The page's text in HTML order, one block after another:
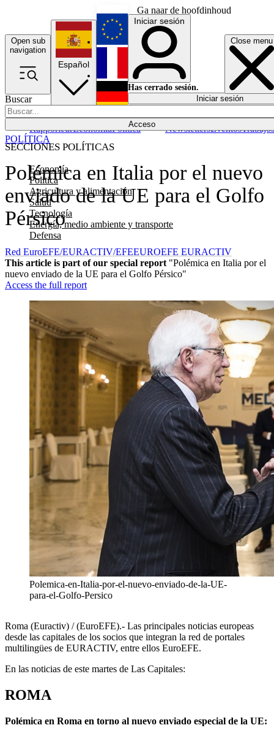
Ga naar de hoofdinhoud
Open sub
navigation
Close menu
Buscar
Acceso
SECCIONES POLÍTICAS
Economía
Política
Agricultura y alimentación
Salud
Tecnología
Energía, medio ambiente y transporte
Defensa
RapporteurEconomíaPolítica NewslettersEventosTrabajos
Español
English
Français
Iniciar sesión
Has cerrado sesión.
Iniciar sesión
Polémica en Italia por el nuevo
enviado de la UE para el Golfo
Pérsico
POLÍTICA
Red EuroEFE/EURACTIV/EFEEUROEFE EURACTIV
This article is part of our special report "Polémica en Italia por el
nuevo enviado de la UE para el Golfo Pérsico"
Access the full report
Polemica-en-Italia-por-el-nuevo-enviado-de-la-UE-
para-el-Golfo-Persico
Roma (Euractiv) / (EuroEFE).- Las principales noticias europeas
desde las capitales de los socios que integran la red de portales
multilingües de EURACTIV, entre ellos EuroEFE.
En las noticias de este martes de Las Capitales:
ROMA
Polémica en Roma en torno al nuevo enviado especial de la UE: